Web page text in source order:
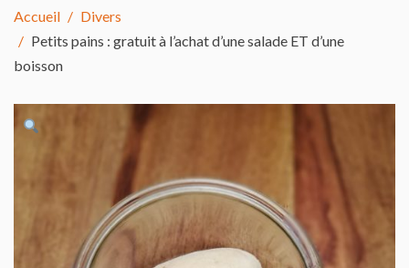
Accueil
Divers
Petits pains : gratuit à l’achat d’une salade ET d’une
boisson